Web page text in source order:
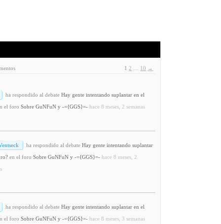
1 2 10 →
ha respondido al debate Hay gente intentando suplantar en el
el foro Sobre GuNFuN y -={GGS}=- hace 8 meses, 2 semanas
ha respondido al debate Hay gente intentando suplantar
en el foro Sobre GuNFuN y -={GGS}=- hace 8 meses, 2
ha respondido al debate Hay gente intentando suplantar en el
el foro Sobre GuNFuN y -={GGS}=- hace 8 meses, 3 semanas